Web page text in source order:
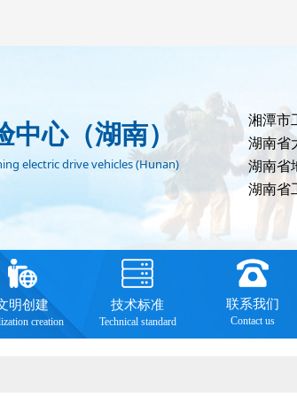
中心（湖南）
electric drive vehicles (Hunan)
湘潭市
湖南省
湖南省
湖南省
明创建
creation
技术标准
Technical standard
联系我们
Contact us